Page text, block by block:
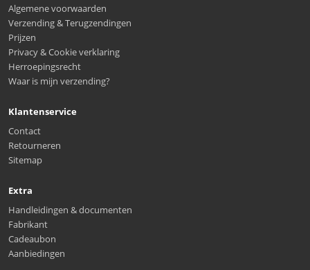
Algemene voorwaarden
Verzending & Terugzendingen
Prijzen
Privacy & Cookie verklaring
Herroepingsrecht
Waar is mijn verzending?
Klantenservice
Contact
Retourneren
Sitemap
Extra
Handleidingen & documenten
Fabrikant
Cadeaubon
Aanbiedingen